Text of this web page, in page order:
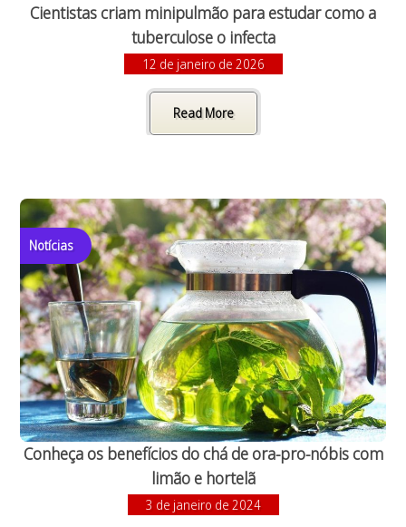
Cientistas criam minipulmão para estudar como a
tuberculose o infecta
12 de janeiro de 2026
Read More
Notícias
Conheça os benefícios do chá de ora-pro-nóbis com
limão e hortelã
3 de janeiro de 2024